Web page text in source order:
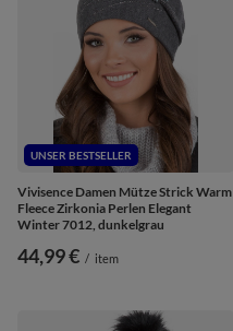
UNSER BESTSELLER
Vivisence Damen Mütze Strick Warm
Fleece Zirkonia Perlen Elegant
Winter 7012, dunkelgrau
44,99 € / item